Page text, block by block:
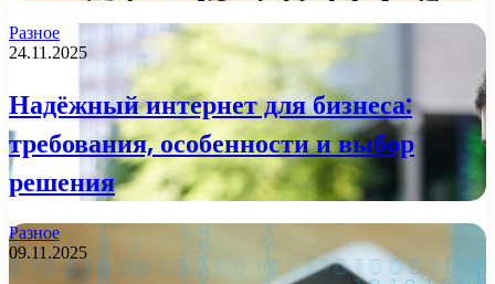
Разное
24.11.2025
Надёжный интернет для бизнеса:
требования, особенности и выбор
решения
Разное
09.11.2025